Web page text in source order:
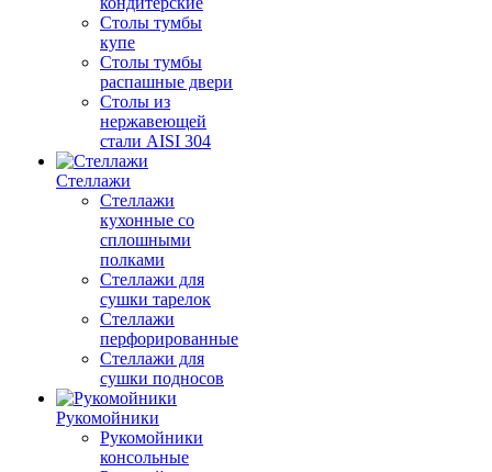
Столы тумбы
купе
Столы тумбы
распашные двери
Столы из
нержавеющей
стали AISI 304
Стеллажи
Стеллажи
кухонные со
сплошными
полками
Стеллажи для
сушки тарелок
Стеллажи
перфорированные
Стеллажи для
сушки подносов
Рукомойники
Рукомойники
консольные